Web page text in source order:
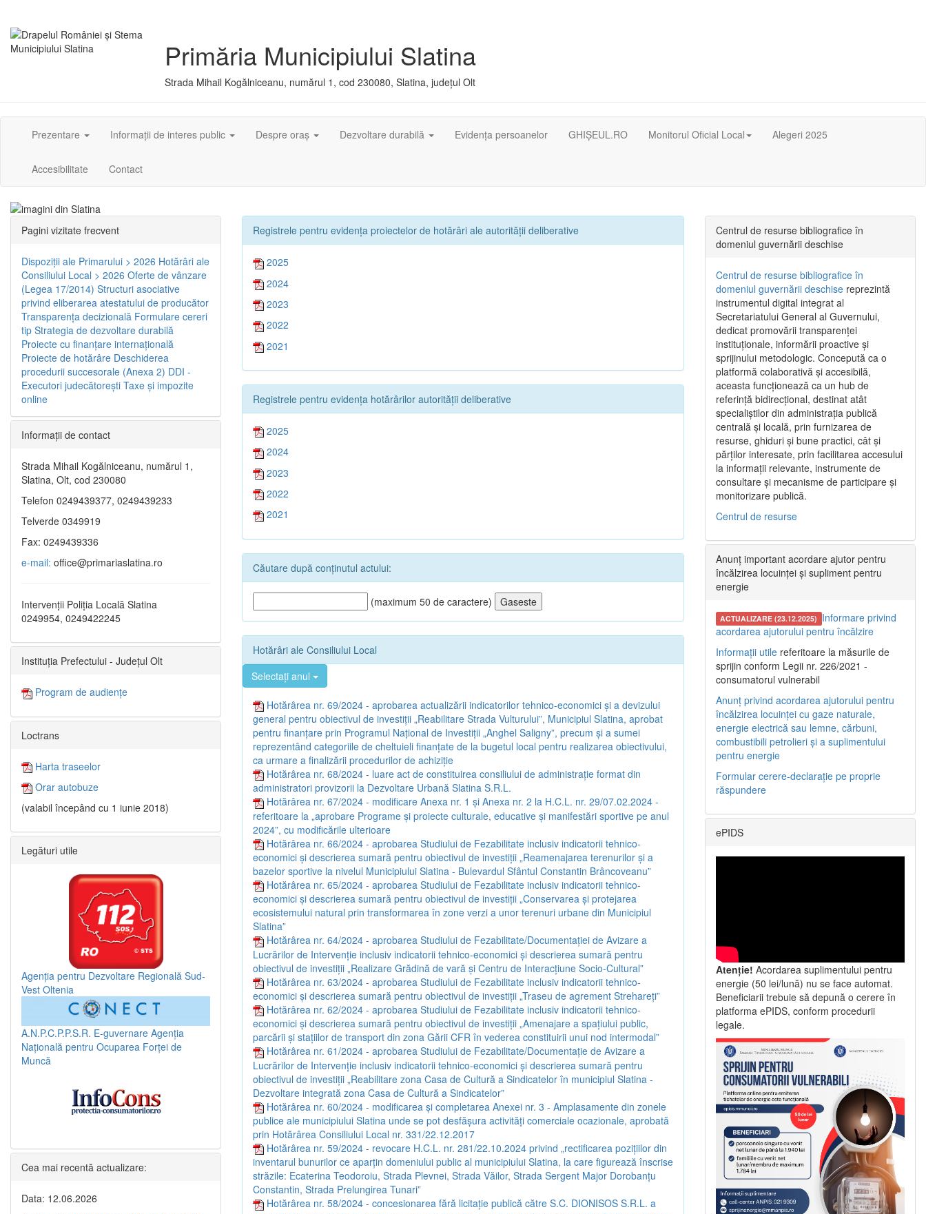
Primăria Municipiului Slatina
Strada Mihail Kogălniceanu, numărul 1, cod 230080, Slatina, județul Olt
Prezentare Informații de interes public Despre oraș Dezvoltare durabilă Evidența persoanelor GHIȘEUL.RO Monitorul Oficial Local Alegeri 2025
Accesibilitate Contact
Registrele pentru evidența proiectelor de hotărâri ale autorității deliberative
2025
2024
2023
2022
2021
Registrele pentru evidența hotărârilor autorității deliberative
2025
2024
2023
2022
2021
Căutare după conținutul actului:
(maximum 50 de caractere)
Hotărâri ale Consiliului Local
Selectați anul
Hotărârea nr. 69/2024 - aprobarea actualizării indicatorilor tehnico-economici și a devizului
general pentru obiectivul de investiții „Reabilitare Strada Vulturului”, Municipiul Slatina, aprobat
pentru finanțare prin Programul Național de Investiții „Anghel Saligny”, precum și a sumei
reprezentând categoriile de cheltuieli finanțate de la bugetul local pentru realizarea obiectivului,
ca urmare a finalizării procedurilor de achiziție
Hotărârea nr. 68/2024 - luare act de constituirea consiliului de administrație format din
administratori provizorii la Dezvoltare Urbană Slatina S.R.L.
Hotărârea nr. 67/2024 - modificare Anexa nr. 1 și Anexa nr. 2 la H.C.L. nr. 29/07.02.2024 -
referitoare la „aprobare Programe și proiecte culturale, educative și manifestări sportive pe anul
2024”, cu modificările ulterioare
Hotărârea nr. 66/2024 - aprobarea Studiului de Fezabilitate inclusiv indicatorii tehnico-
economici și descrierea sumară pentru obiectivul de investiții „Reamenajarea terenurilor și a
bazelor sportive la nivelul Municipiului Slatina - Bulevardul Sfântul Constantin Brâncoveanu”
Hotărârea nr. 65/2024 - aprobarea Studiului de Fezabilitate inclusiv indicatorii tehnico-
economici și descrierea sumară pentru obiectivul de investiții „Conservarea și protejarea
ecosistemului natural prin transformarea în zone verzi a unor terenuri urbane din Municipiul
Slatina”
Hotărârea nr. 64/2024 - aprobarea Studiului de Fezabilitate/Documentației de Avizare a
Lucrărilor de Intervenție inclusiv indicatorii tehnico-economici și descrierea sumară pentru
obiectivul de investiții „Realizare Grădină de vară și Centru de Interacțiune Socio-Cultural”
Hotărârea nr. 63/2024 - aprobarea Studiului de Fezabilitate inclusiv indicatorii tehnico-
economici și descrierea sumară pentru obiectivul de investiții „Traseu de agrement Strehareți”
Hotărârea nr. 62/2024 - aprobarea Studiului de Fezabilitate inclusiv indicatorii tehnico-
economici și descrierea sumară pentru obiectivul de investiții „Amenajare a spațiului public,
parcării și stațiilor de transport din zona Gării CFR în vederea constituirii unui nod intermodal”
Hotărârea nr. 61/2024 - aprobarea Studiului de Fezabilitate/Documentație de Avizare a
Lucrărilor de Intervenție inclusiv indicatorii tehnico-economici și descrierea sumară pentru
obiectivul de investiții „Reabilitare zona Casa de Cultură a Sindicatelor în municipiul Slatina -
Dezvoltare integrată zona Casa de Cultură a Sindicatelor”
Hotărârea nr. 60/2024 - modificarea și completarea Anexei nr. 3 - Amplasamente din zonele
publice ale municipiului Slatina unde se pot desfășura activități comerciale ocazionale, aprobată
prin Hotărârea Consiliului Local nr. 331/22.12.2017
Hotărârea nr. 59/2024 - revocare H.C.L. nr. 281/22.10.2024 privind „rectificarea pozițiilor din
inventarul bunurilor ce aparțin domeniului public al municipiului Slatina, la care figurează înscrise
străzile: Ecaterina Teodoroiu, Strada Plevnei, Strada Văilor, Strada Sergent Major Dorobanțu
Constantin, Strada Prelungirea Tunari”
Hotărârea nr. 58/2024 - concesionarea fără licitație publică către S.C. DIONISOS S.R.L. a
Pagini vizitate frecvent
Dispoziţii ale Primarului > 2026 Hotărâri ale
Consiliului Local > 2026 Oferte de vânzare
(Legea 17/2014) Structuri asociative
privind eliberarea atestatului de producător
Transparenţa decizională Formulare cereri
tip Strategia de dezvoltare durabilă
Proiecte cu finanţare internaţională
Proiecte de hotărâre Deschiderea
procedurii succesorale (Anexa 2) DDI -
Executori judecătorești Taxe şi impozite
online
Informaţii de contact
Strada Mihail Kogălniceanu, numărul 1,
Slatina, Olt, cod 230080
Telefon 0249439377, 0249439233
Telverde 0349919
Fax: 0249439336
e-mail: office@primariaslatina.ro
Intervenții Poliția Locală Slatina
0249954, 0249422245
Instituția Prefectului - Județul Olt
Program de audiențe
Loctrans
Harta traseelor
Orar autobuze
(valabil începând cu 1 iunie 2018)
Legături utile
Agenția pentru Dezvoltare Regională Sud-
Vest Oltenia
A.N.P.C.P.P.S.R. E-guvernare Agenția
Națională pentru Ocuparea Forței de
Muncă
Cea mai recentă actualizare:
Data: 12.06.2026
Centrul de resurse bibliografice în
domeniul guvernării deschise
Centrul de resurse bibliografice în
domeniul guvernării deschise reprezintă
instrumentul digital integrat al
Secretariatului General al Guvernului,
dedicat promovării transparenței
instituționale, informării proactive și
sprijinului metodologic. Concepută ca o
platformă colaborativă și accesibilă,
aceasta funcționează ca un hub de
referință bidirecțional, destinat atât
specialiștilor din administrația publică
centrală și locală, prin furnizarea de
resurse, ghiduri și bune practici, cât și
părților interesate, prin facilitarea accesului
la informații relevante, instrumente de
consultare și mecanisme de participare și
monitorizare publică.
Centrul de resurse
Anunț important acordare ajutor pentru
încălzirea locuinței și supliment pentru
energie
ACTUALIZARE (23.12.2025) Informare privind
acordarea ajutorului pentru încălzire
Informații utile referitoare la măsurile de
sprijin conform Legii nr. 226/2021 -
consumatorul vulnerabil
Anunț privind acordarea ajutorului pentru
încălzirea locuinței cu gaze naturale,
energie electrică sau lemne, cărbuni,
combustibili petrolieri și a suplimentului
pentru energie
Formular cerere-declarație pe proprie
răspundere
ePIDS
Atenție! Acordarea suplimentului pentru
energie (50 lei/lună) nu se face automat.
Beneficiarii trebuie să depună o cerere în
platforma ePIDS, conform procedurii
legale.